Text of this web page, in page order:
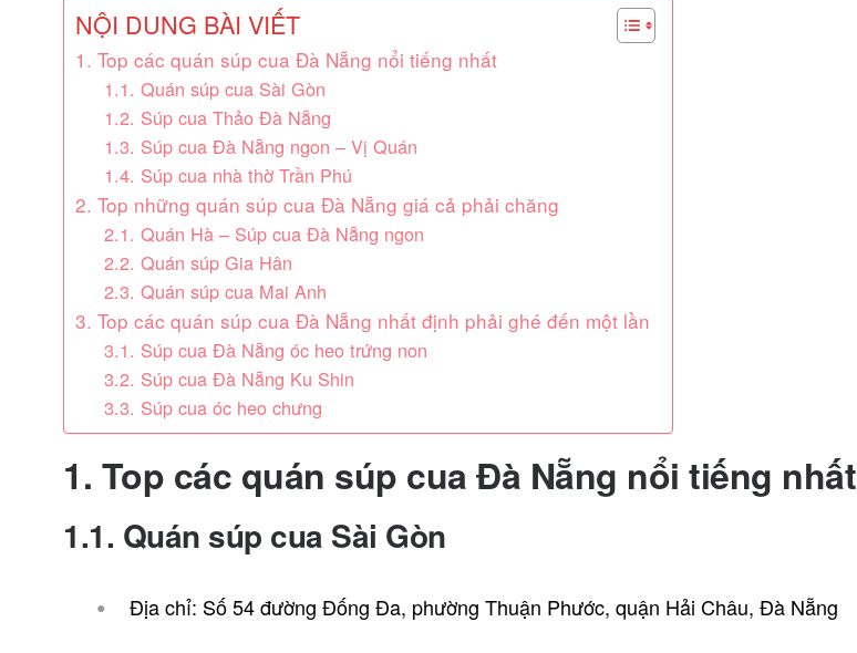
NỘI DUNG BÀI VIẾT
1. Top các quán súp cua Đà Nẵng nổi tiếng nhất
1.1. Quán súp cua Sài Gòn
1.2. Súp cua Thảo Đà Nẵng
1.3. Súp cua Đà Nẵng ngon – Vị Quán
1.4. Súp cua nhà thờ Trần Phú
2. Top những quán súp cua Đà Nẵng giá cả phải chăng
2.1. Quán Hà – Súp cua Đà Nẵng ngon
2.2. Quán súp Gia Hân
2.3. Quán súp cua Mai Anh
3. Top các quán súp cua Đà Nẵng nhất định phải ghé đến một lần
3.1. Súp cua Đà Nẵng óc heo trứng non
3.2. Súp cua Đà Nẵng Ku Shin
3.3. Súp cua óc heo chưng
1. Top các quán súp cua Đà Nẵng nổi tiếng nhất
1.1. Quán súp cua Sài Gòn
Địa chỉ: Số 54 đường Đống Đa, phường Thuận Phước, quận Hải Châu, Đà Nẵng